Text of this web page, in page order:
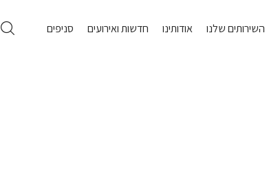
השירותים שלנו אודותינו חדשות ואירועים סניפים